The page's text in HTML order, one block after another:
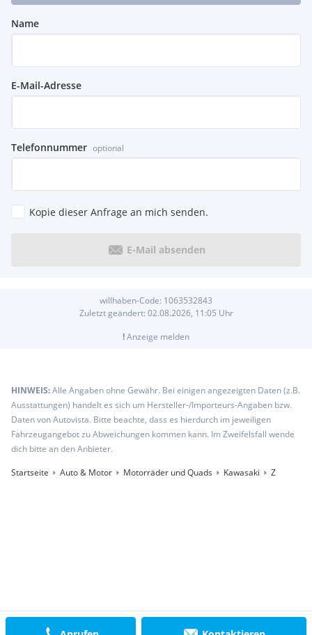
Name
E-Mail-Adresse
Telefonnummer optional
Kopie dieser Anfrage an mich senden.
E-Mail absenden
willhaben-Code: 1063532843
Zuletzt geändert: 02.08.2026, 11:05 Uhr
!Anzeige melden
HINWEIS:Alle Angaben ohne Gewähr. Bei einigen angezeigten Daten (z.B.
Ausstattungen) handelt es sich um Hersteller-/Importeurs-Angaben bzw.
Daten von Autovista. Bitte beachte, dass es hierdurch im jeweiligen
Fahrzeugangebot zu Abweichungen kommen kann. Im Zweifelsfall wende
dich bitte an den Anbieter.
Startseite
Auto & Motor Motorräder und Quads Kawasaki Z